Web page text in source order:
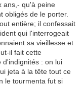
ans,- qu'à peine
obligés de le porter.
entière; il confessait
qui l'interrogeait
sa vieillesse et
il fait cette
d'indignités : on lui
jeta à la tête tout ce
le tourmenta fut si